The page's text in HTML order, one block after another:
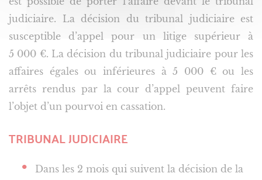
judiciaire. La décision du tribunal judiciaire est
susceptible d’appel pour un litige supérieur à
5 000 €. La décision du tribunal judiciaire pour les
affaires égales ou inférieures à 5 000 € ou les
arrêts rendus par la cour d’appel peuvent faire
l’objet d’un pourvoi en cassation.
TRIBUNAL JUDICIAIRE
Dans les 2 mois qui suivent la décision de la